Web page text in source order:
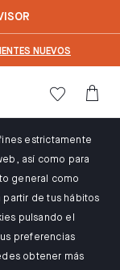
NUEVOS
estrictamente
así como para
general como
de tus hábitos
pulsando el
preferencias
obtener más